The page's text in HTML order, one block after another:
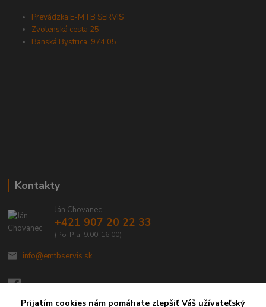
Prevádzka E-MTB SERVIS
Zvolenská cesta 25
Banská Bystrica, 974 05
Kontakty
Ján Chovanec
+421 907 20 22 33
(Po-Pia: 9:00-16:00)
info@emtbservis.sk
Prijatím cookies nám pomáhate zlepšiť Váš užívateľský